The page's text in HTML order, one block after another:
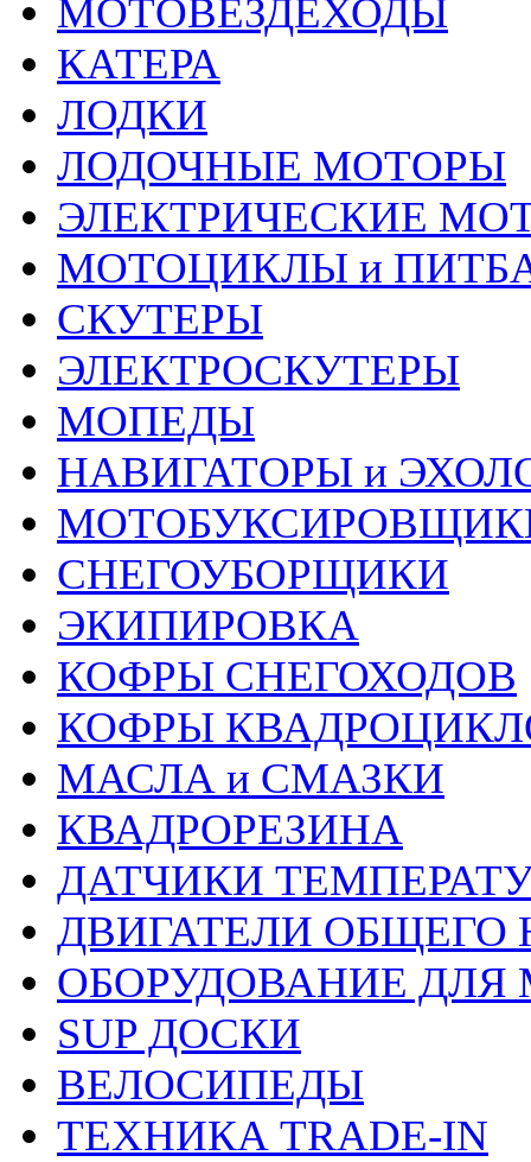
МОТОВЕЗДЕХОДЫ
КАТЕРА
ЛОДКИ
ЛОДОЧНЫЕ МОТОРЫ
ЭЛЕКТРИЧЕСКИЕ
МОТОЦИКЛЫ и
СКУТЕРЫ
ЭЛЕКТРОСКУТЕРЫ
МОПЕДЫ
НАВИГАТОРЫ и
СНЕГОУБОРЩИКИ
ЭКИПИРОВКА
КОФРЫ СНЕГОХОДОВ
КОФРЫ
МАСЛА и СМАЗКИ
КВАДРОРЕЗИНА
ДАТЧИКИ
ДВИГАТЕЛИ ОБЩЕГО
ОБОРУДОВАНИЕ
SUP ДОСКИ
ВЕЛОСИПЕДЫ
ТЕХНИКА TRADE-IN